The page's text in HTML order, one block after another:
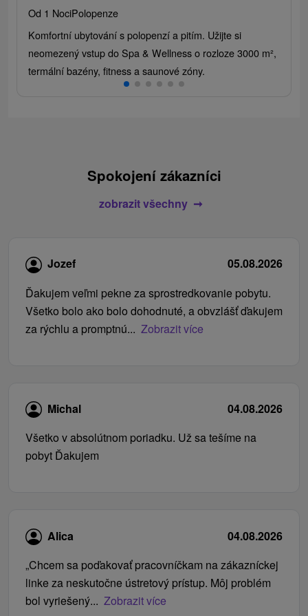
Od 1 NociPolopenze
Komfortní ubytování s polopenzí a pitím. Užijte si
neomezený vstup do Spa & Wellness o rozloze 3000 m²,
termální bazény, fitness a saunové zóny.
Spokojení zákazníci
zobrazit všechny
Jozef
05.08.2026
Ďakujem veľmi pekne za sprostredkovanie pobytu.
Všetko bolo ako bolo dohodnuté, a obvzlášť ďakujem
za rýchlu a promptnú... Zobrazit více
Michal
04.08.2026
Všetko v absolútnom poriadku. Už sa tešíme na
pobyt Ďakujem
Alica
04.08.2026
„Chcem sa poďakovať pracovníčkam na zákazníckej
linke za neskutočne ústretový prístup. Môj problém
bol vyriešený... Zobrazit více